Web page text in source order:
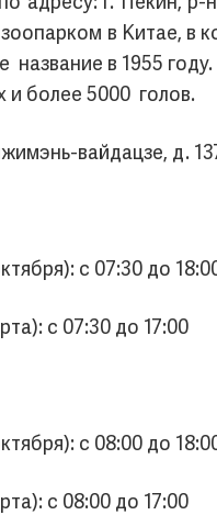
в Китае,
название в 1955
и более 5000 голов.
вайдацзе, д.
с 07:30 до
с 07:30 до 17:00
с 08:00 до
с 08:00 до 17:00